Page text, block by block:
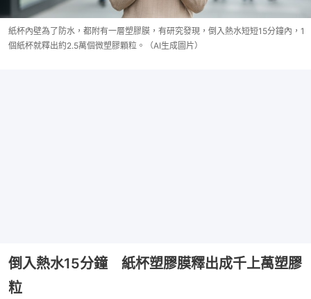
紙杯內壁為了防水，都附有一層塑膠膜，有研究發現，倒入熱水短短15分鐘內，1
個紙杯就釋出約2.5萬個微塑膠顆粒。（AI生成圖片）
倒入熱水15分鐘 紙杯塑膠膜釋出成千上萬塑膠
粒